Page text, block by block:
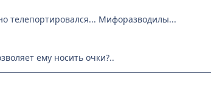
телепортировался... Мифоразводилы...
ему носить очки?..